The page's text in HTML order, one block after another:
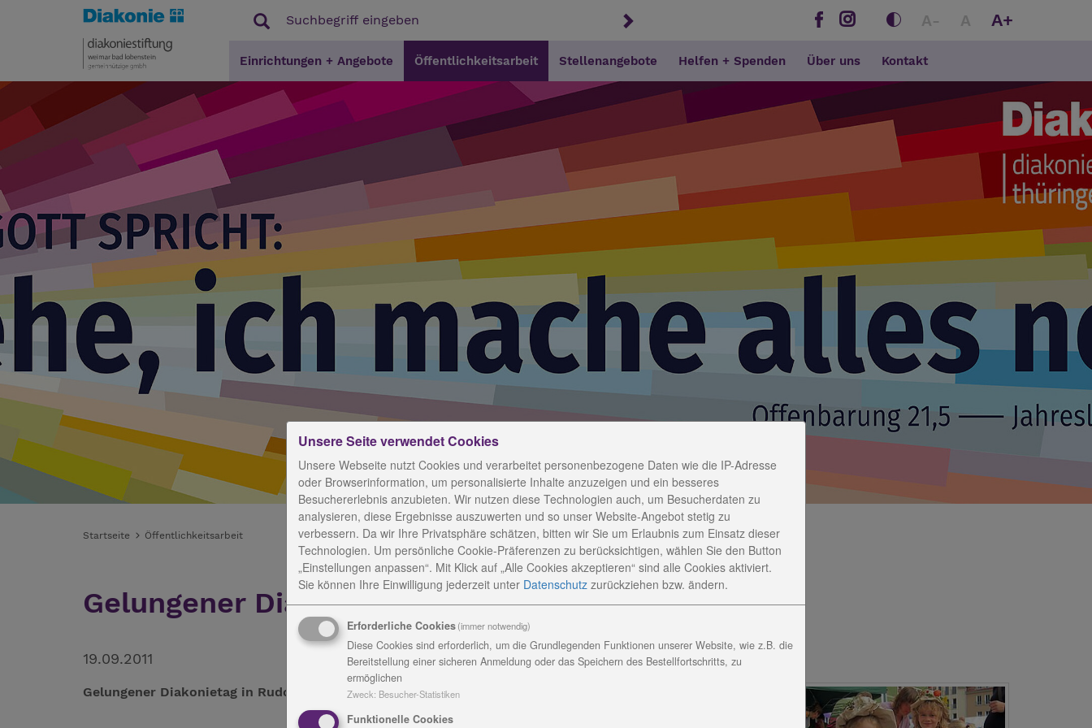
A- A A+
Einrichtungen + Angebote Öffentlichkeitsarbeit Stellenangebote Helfen + Spenden Über uns Kontakt
Startseite Öffentlichkeitsarbeit
Gelungener Diakonietag in Rudolstadt
19.09.2011
Gelungener Diakonietag in Rudolstadt
Unsere Seite verwendet Cookies
Unsere Webseite nutzt Cookies und verarbeitet personenbezogene Daten wie die IP-Adresse
oder Browserinformation, um personalisierte Inhalte anzuzeigen und ein besseres
Besuchererlebnis anzubieten. Wir nutzen diese Technologien auch, um Besucherdaten zu
analysieren, diese Ergebnisse auszuwerten und so unser Website-Angebot stetig zu
verbessern. Da wir Ihre Privatsphäre schätzen, bitten wir Sie um Erlaubnis zum Einsatz dieser
Technologien. Um persönliche Cookie-Präferenzen zu berücksichtigen, wählen Sie den Button
„Einstellungen anpassen“. Mit Klick auf „Alle Cookies akzeptieren“ sind alle Cookies aktiviert.
Sie können Ihre Einwilligung jederzeit unter Datenschutz zurückziehen bzw. ändern.
Erforderliche Cookies(immer notwendig)
Diese Cookies sind erforderlich, um die Grundlegenden Funktionen unserer Website, wie z.B. die
Bereitstellung einer sicheren Anmeldung oder das Speichern des Bestellfortschritts, zu
ermöglichen
Zweck: Besucher-Statistiken
Funktionelle Cookies